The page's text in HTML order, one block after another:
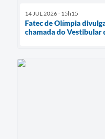
14 JUL 2026 - 15h15
Fatec de Olímpia
chamada do Vestibular